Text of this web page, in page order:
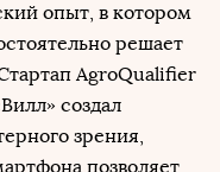
опыт, в котором
решает
AgroQualifier
создал
зрения,
позволяет